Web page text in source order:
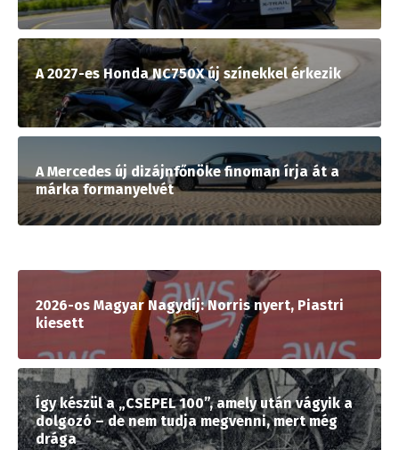
A 2027-es Honda NC750X új színekkel érkezik
A Mercedes új dizájnfőnöke finoman írja át a
márka formanyelvét
2026-os Magyar Nagydíj: Norris nyert, Piastri
kiesett
Így készül a „CSEPEL 100”, amely után vágyik a
dolgozó – de nem tudja megvenni, mert még
drága